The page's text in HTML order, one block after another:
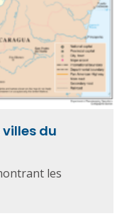
du
les